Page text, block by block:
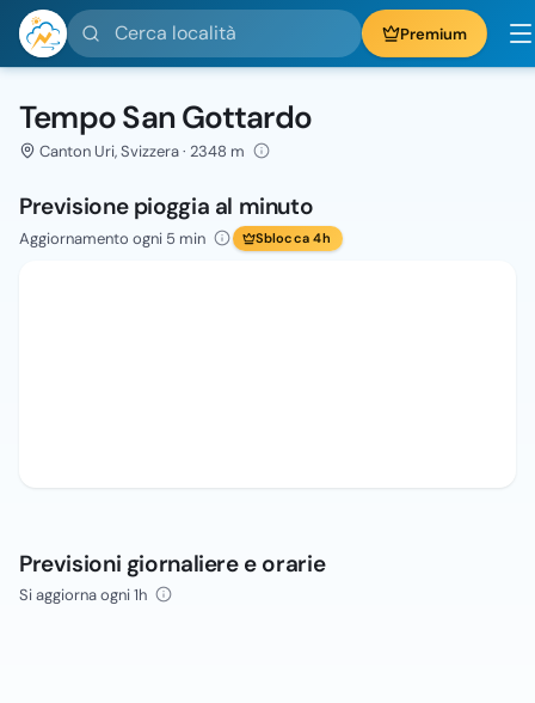
Cerca località Premium
Tempo San Gottardo
Canton Uri, Svizzera · 2348 m
Previsione pioggia al minuto
Aggiornamento ogni 5 min Sblocca 4h
Previsioni giornaliere e orarie
Si aggiorna ogni 1h